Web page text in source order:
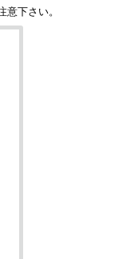
下さい。